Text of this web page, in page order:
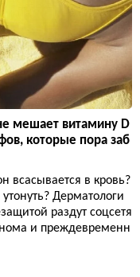
мешает витамину D
которые пора заб
всасывается в кровь?
Дерматологи
раздут соцсетя
и преждевременн